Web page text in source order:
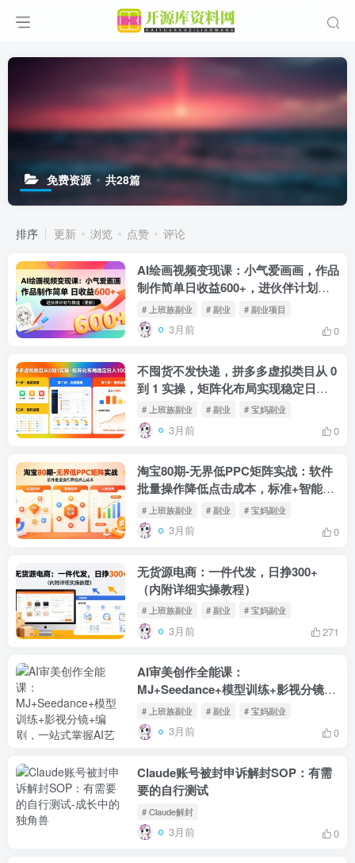
免费资源 共28篇
排序 更新 浏览 点赞 评论
AI绘画视频变现课：小气爱画画，作品
制作简单日收益600+，进伙伴计划与
精选（更新）
# 上班族副业 # 副业 # 副业项目
3月前 0
不囤货不发快递，拼多多虚拟类目从 0
到 1 实操，矩阵化布局实现稳定日入
1000+
# 上班族副业 # 副业 # 宝妈副业
3月前 0
淘宝80期-无界低PPC矩阵实战：软件
批量操作降低点击成本，标准+智能
+人群三矩阵投产择优
# 上班族副业 # 副业 # 宝妈副业
3月前 0
无货源电商：一件代发，日挣300+
（内附详细实操教程）
# 上班族副业 # 副业 # 宝妈副业
3月前 271
AI审美创作全能课：
MJ+Seedance+模型训练+影视分镜
+编剧，一站式掌握AI艺术创作
# 上班族副业 # 副业 # 宝妈副业
3月前 0
Claude账号被封申诉解封SOP：有需
要的自行测试
# Claude解封
3月前 0